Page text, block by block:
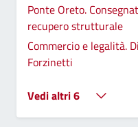
Ponte Oreto.
recupero strutturale
Commercio e legalità.
Forzinetti
Vedi altri 6